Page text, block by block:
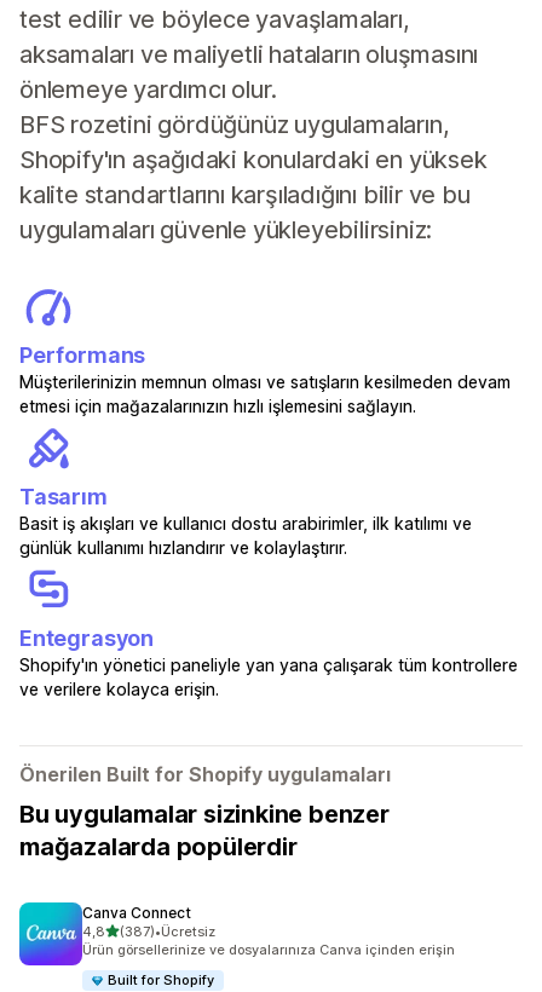
test edilir ve böylece yavaşlamaları,
aksamaları ve maliyetli hataların oluşmasını
önlemeye yardımcı olur.
BFS rozetini gördüğünüz uygulamaların,
Shopify'ın aşağıdaki konulardaki en yüksek
kalite standartlarını karşıladığını bilir ve bu
uygulamaları güvenle yükleyebilirsiniz:
Performans
Müşterilerinizin memnun olması ve satışların kesilmeden devam
etmesi için mağazalarınızın hızlı işlemesini sağlayın.
Tasarım
Basit iş akışları ve kullanıcı dostu arabirimler, ilk katılımı ve
günlük kullanımı hızlandırır ve kolaylaştırır.
Entegrasyon
Shopify'ın yönetici paneliyle yan yana çalışarak tüm kontrollere
ve verilere kolayca erişin.
Önerilen Built for Shopify uygulamaları
Bu uygulamalar sizinkine benzer
mağazalarda popülerdir
Canva Connect
4,85 yıldız üzerinden
(387)
toplam 387 değerlendirme
•Ücretsiz
Ürün görsellerinize ve dosyalarınıza Canva içinden erişin
Built for Shopify